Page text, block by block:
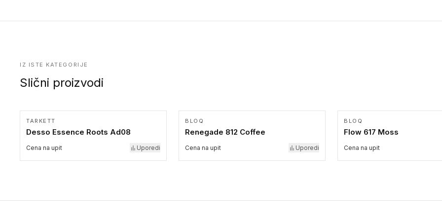
IZ ISTE KATEGORIJE
Slični proizvodi
TARKETT
Desso Essence Roots Ad08
Cena na upit Uporedi
BLOQ
Renegade 812 Coffee
Cena na upit Uporedi
BLOQ
Flow 617 Moss
Cena na upit